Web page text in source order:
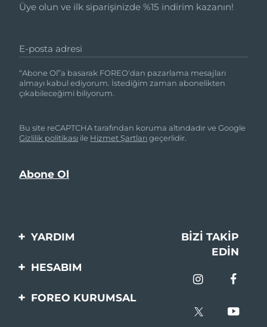
Üye olun ve ilk siparişinizde %15 indirim kazanın!
E-posta adresi
“Abone Ol”a basarak FOREO'dan pazarlama mesajları
almayı kabul ediyorum. İstediğim zaman abonelikten
çıkabileceğimi biliyorum.
Bu site reCAPTCHA tarafından koruma altındadır ve Google
Gizlilik politikası ile Hizmet Şartlarıgeçerlidir.
YARDIM
Bi̇zi̇mle İleti̇şi̇me Geçi̇n
BIZI TAKIP
EDIN
HESABIM
Ürün Kaydı
FOREO KURUMSAL